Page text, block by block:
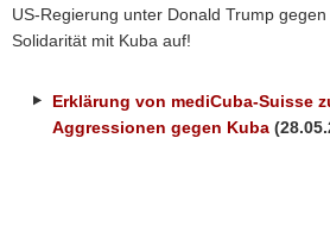
US-Regierung unter Donald Trump
Solidarität mit Kuba auf!
Erklärung von mediCuba-Suisse
Aggressionen gegen Kuba